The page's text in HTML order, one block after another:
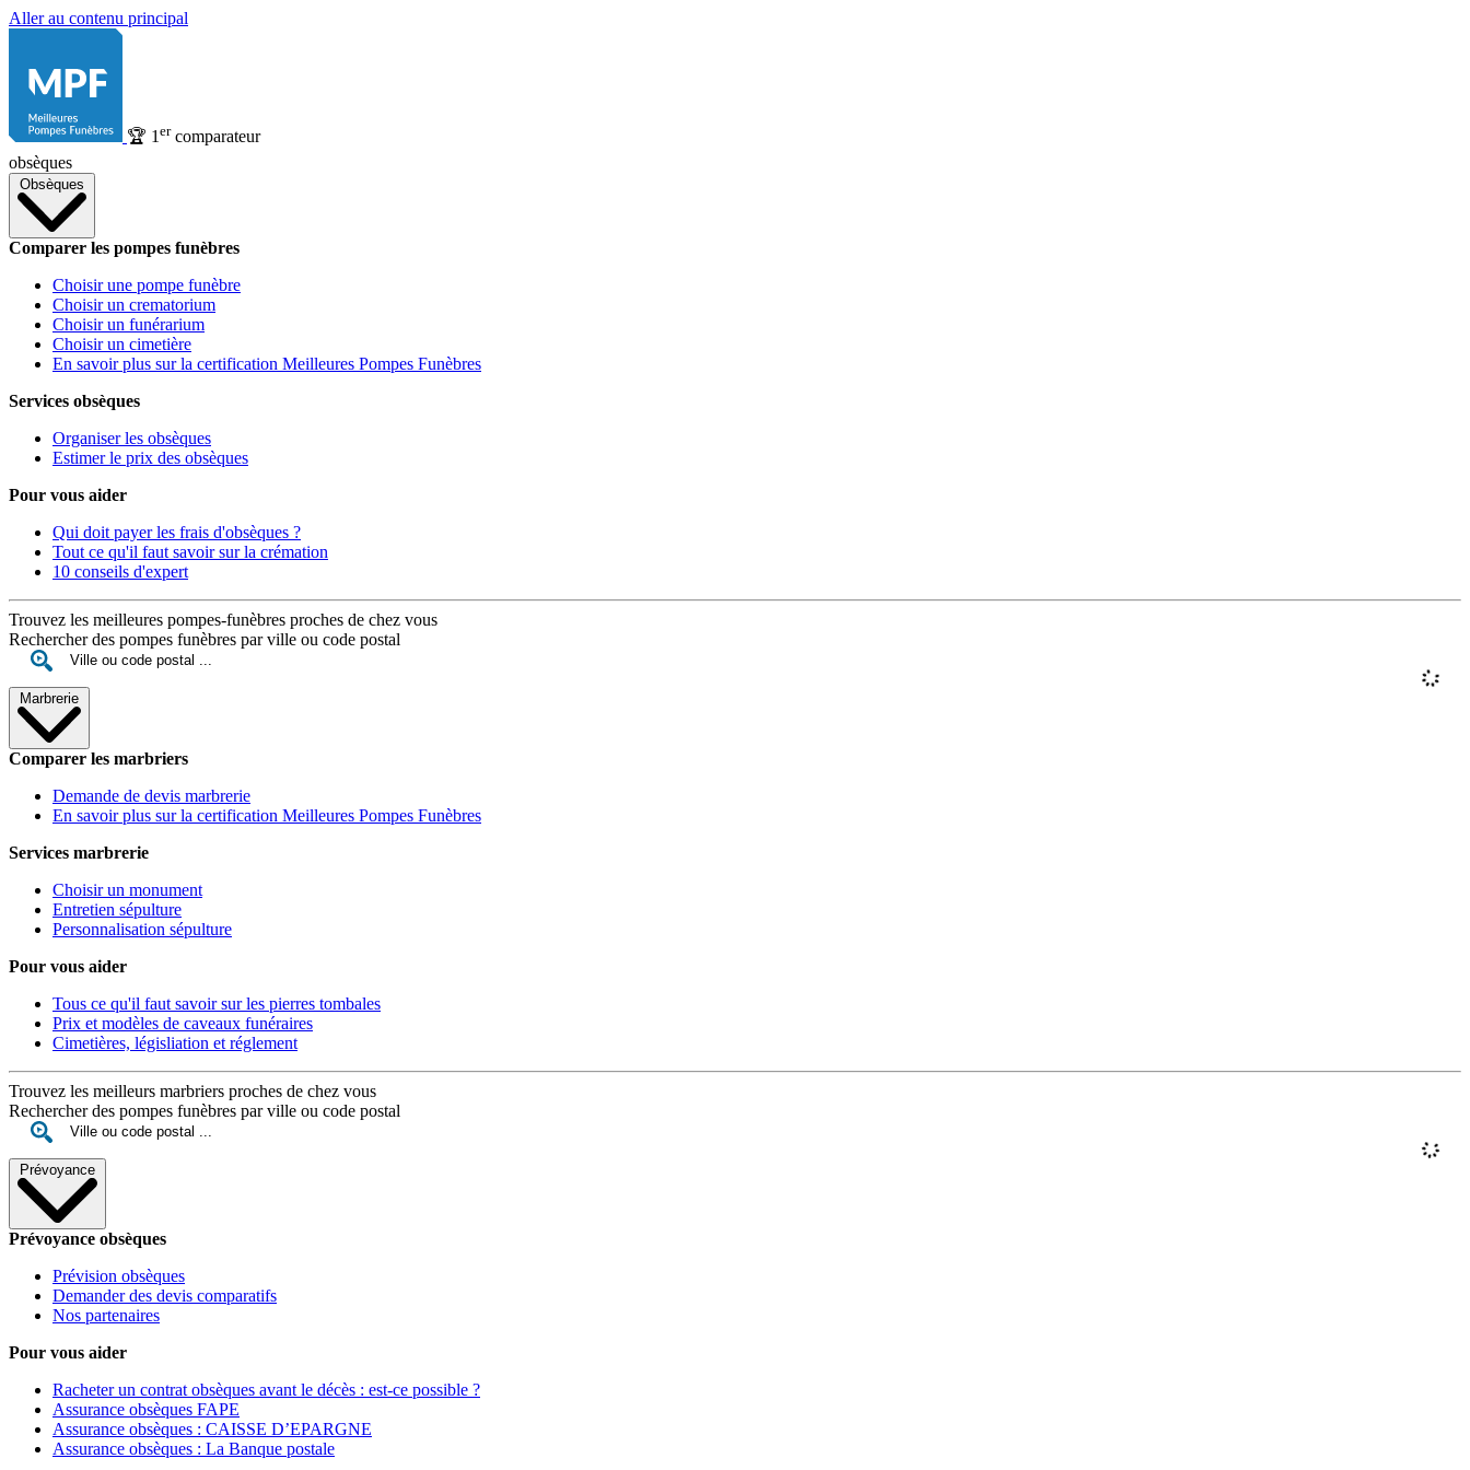
Aller au contenu principal
🏆 1 ercomparateur
obsèques
Obsèques
Comparer les pompes funèbres
Choisir une pompe funèbre
Choisir un crematorium
Choisir un funérarium
Choisir un cimetière
En savoir plus sur la certification Meilleures Pompes Funèbres
Services obsèques
Organiser les obsèques
Estimer le prix des obsèques
Pour vous aider
Qui doit payer les frais d'obsèques ?
Tout ce qu'il faut savoir sur la crémation
10 conseils d'expert
Trouvez les meilleures pompes-funèbres proches de chez vous
Rechercher des pompes funèbres par ville ou code postal
Marbrerie
Comparer les marbriers
Demande de devis marbrerie
En savoir plus sur la certification Meilleures Pompes Funèbres
Services marbrerie
Choisir un monument
Entretien sépulture
Personnalisation sépulture
Pour vous aider
Tous ce qu'il faut savoir sur les pierres tombales
Prix et modèles de caveaux funéraires
Cimetières, législiation et réglement
Trouvez les meilleurs marbriers proches de chez vous
Rechercher des pompes funèbres par ville ou code postal
Prévoyance
Prévoyance obsèques
Prévision obsèques
Demander des devis comparatifs
Nos partenaires
Pour vous aider
Racheter un contrat obsèques avant le décès : est-ce possible ?
Assurance obsèques FAPE
Assurance obsèques : CAISSE D’EPARGNE
Assurance obsèques : La Banque postale